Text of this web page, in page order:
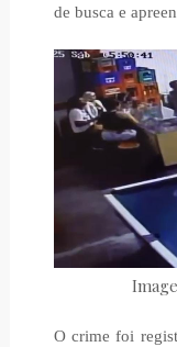
de busca e
O crime foi